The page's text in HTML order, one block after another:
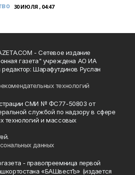
30 ИЮЛЯ , 04:47
- Сетевое издание
газета" учреждена АО ИА
Шарафутдинов Руслан
технологий
СМИ № ФС77-50803 от
службой по надзору в сфере
технологий и массовых
данных
- правопреемница первой
«БАШвестЪ» (издается